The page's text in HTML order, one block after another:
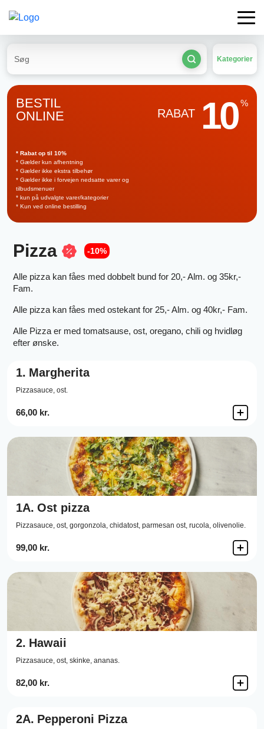
Kategorier
BESTIL
ONLINE
RABAT 10 %
* Rabat op til 10%
* Gælder kun afhentning
* Gælder ikke ekstra tilbehør
* Gælder ikke i forvejen nedsatte varer og
tilbudsmenuer
* kun på udvalgte varer/kategorier
* Kun ved online bestilling
Pizza -10%
Alle pizza kan fåes med dobbelt bund for 20,- Alm. og 35kr,-
Fam.
Alle pizza kan fåes med ostekant for 25,- Alm. og 40kr,- Fam.
Alle Pizza er med tomatsause, ost, oregano, chili og hvidløg
efter ønske.
1. Margherita
Pizzasauce, ost.
66,00 kr.
1A. Ost pizza
Pizzasauce, ost, gorgonzola, chidatost, parmesan ost, rucola, olivenolie.
99,00 kr.
2. Hawaii
Pizzasauce, ost, skinke, ananas.
82,00 kr.
2A. Pepperoni Pizza